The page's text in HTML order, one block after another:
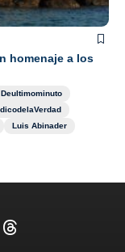
homenaje a los
Deultimominuto
Luis Abinader